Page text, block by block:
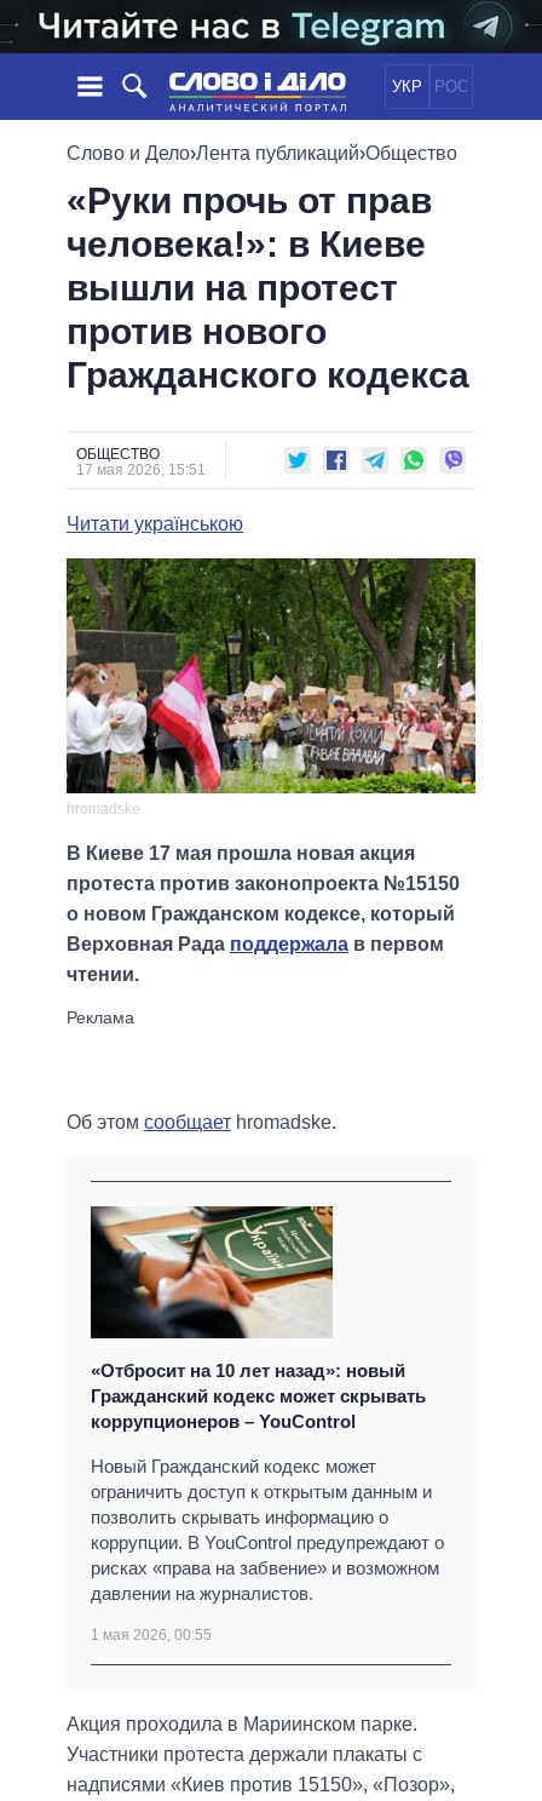
УКР РОС
НОВОСТИ
ЛЕНТА
СОБЫТИЯ
СТАТЬИ
ОБЗОРЫ
ДАЙДЖЕСТЫ
ПОЛИТИКА
ЭКОНОМИКА
ОБЩЕСТВО
ОБЕЩАНИЯ
ПОЛИТИКИ
ПРЕЗИДЕНТ И ОФИС
ВЕРХОВНАЯ РАДА
ГЛАВЫ ОБЛАДМИНИСТРАЦИЙ
МЭРЫ
ВСЕ ПЕРСОНЫ
ИНФОГРАФИКА
ВИДЕО
СРАВНЕНИЕ ПОЛИТИКОВ
Слово и Дело›Лента публикаций›Общество
«Руки прочь от прав
человека!»: в Киеве
вышли на протест
против нового
Гражданского кодекса
ОБЩЕСТВО
17 мая 2026, 15:51
Читати українською
hromadske
В Киеве 17 мая прошла новая акция
протеста против законопроекта №15150
о новом Гражданском кодексе, который
Верховная Рада поддержала в первом
чтении.
Об этом сообщает hromadske.
«Отбросит на 10 лет назад»: новый
Гражданский кодекс может скрывать
коррупционеров – YouControl
Новый Гражданский кодекс может
ограничить доступ к открытым данным и
позволить скрывать информацию о
коррупции. В YouControl предупреждают о
рисках «права на забвение» и возможном
давлении на журналистов.
1 мая 2026, 00:55
Акция проходила в Мариинском парке.
Участники протеста держали плакаты с
надписями «Киев против 15150», «Позор»,